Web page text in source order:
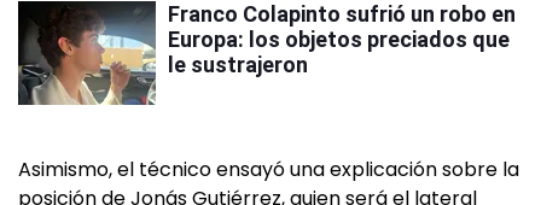
Franco Colapinto sufrió un robo en
Europa: los objetos preciados que
le sustrajeron
Asimismo, el técnico ensayó una explicación sobre la
posición de Jonás Gutiérrez, quien será el lateral